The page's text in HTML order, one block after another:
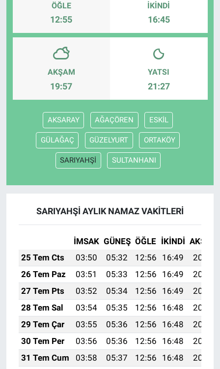
ÖĞLE
12:55
İKINDI
16:45
AKŞAM
19:57
YATSI
21:27
AKSARAY AĞAÇÖREN ESKİL
GÜLAĞAÇ GÜZELYURT ORTAKÖY
SARIYAHŞİ SULTANHANI
SARIYAHŞİ AYLIK NAMAZ VAKITLERI
İMSAK GÜNEŞ ÖĞLE İKINDI AKŞAM
25 Tem Cts
03:50 05:32 12:56 16:49
20:10
26 Tem Paz
03:51 05:33 12:56 16:49
20:09
27 Tem Pts
03:52 05:34 12:56 16:49
20:09
28 Tem Sal
03:54 05:35 12:56 16:48
20:08
29 Tem Çar
03:55 05:36 12:56 16:48
20:07
30 Tem Per
03:56 05:36 12:56 16:48
20:06
31 Tem Cum
03:58 05:37 12:56 16:48
20:05